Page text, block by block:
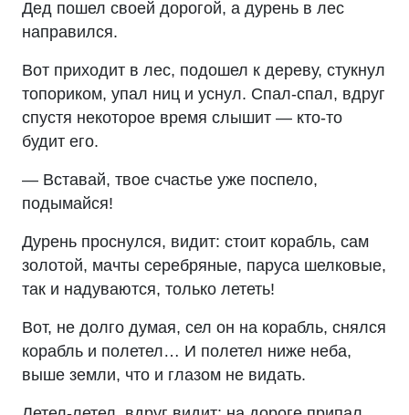
Дед пошел своей дорогой, а дурень в лес
направился.
Вот приходит в лес, подошел к дереву, стукнул
топориком, упал ниц и уснул. Спал-спал, вдруг
спустя некоторое время слышит — кто-то
будит его.
— Вставай, твое счастье уже поспело,
подымайся!
Дурень проснулся, видит: стоит корабль, сам
золотой, мачты серебряные, паруса шелковые,
так и надуваются, только лететь!
Вот, не долго думая, сел он на корабль, снялся
корабль и полетел… И полетел ниже неба,
выше земли, что и глазом не видать.